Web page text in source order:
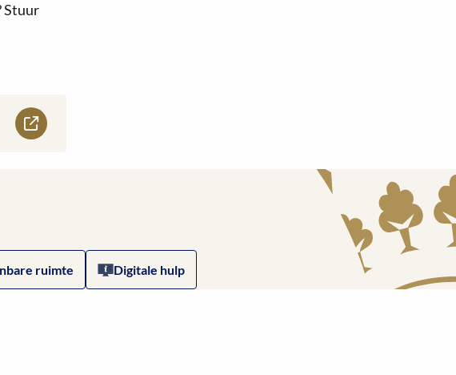
Stuur
ruimte Digitale hulp